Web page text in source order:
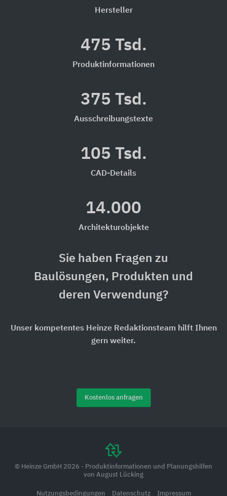
Hersteller
475 Tsd.
Produktinformationen
375 Tsd.
Ausschreibungstexte
105 Tsd.
CAD-Details
14.000
Architekturobjekte
Sie haben Fragen zu
Baulösungen, Produkten und
deren Verwendung?
Unser kompetentes Heinze Redaktionsteam hilft Ihnen
gern weiter.
Kostenlos anfragen
© Heinze GmbH 2026 - Produktinformationen und Planungshilfen
von August Lücking
Nutzungsbedingungen Datenschutz Impressum